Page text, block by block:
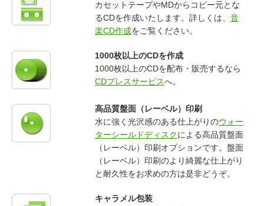
カセットテープやMDからコピー元とな
るCDを作成いたします。詳しくは、 音
楽CD作成をご覧ください。
1000枚以上のCDを作成
1000枚以上のCDを配布・販売するなら
CDプレスサービスへ。
高品質盤面（レーベル）印刷
水に強く光沢感のある仕上がりのウォー
ターシールドディスクによる高品質盤面
（レーベル）印刷オプションです。盤面
（レーベル）印刷のより綺麗な仕上がり
と耐久性をお求めの方は是非どうぞ。
キャラメル包装